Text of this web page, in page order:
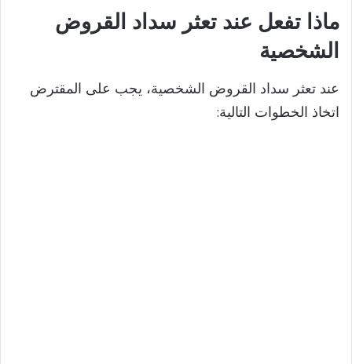
o
ماذا تفعل عند تعثر سداد القروض
الشخصية
عند تعثر سداد القروض الشخصية، يجب على المقترض
اتخاذ الخطوات التالية: